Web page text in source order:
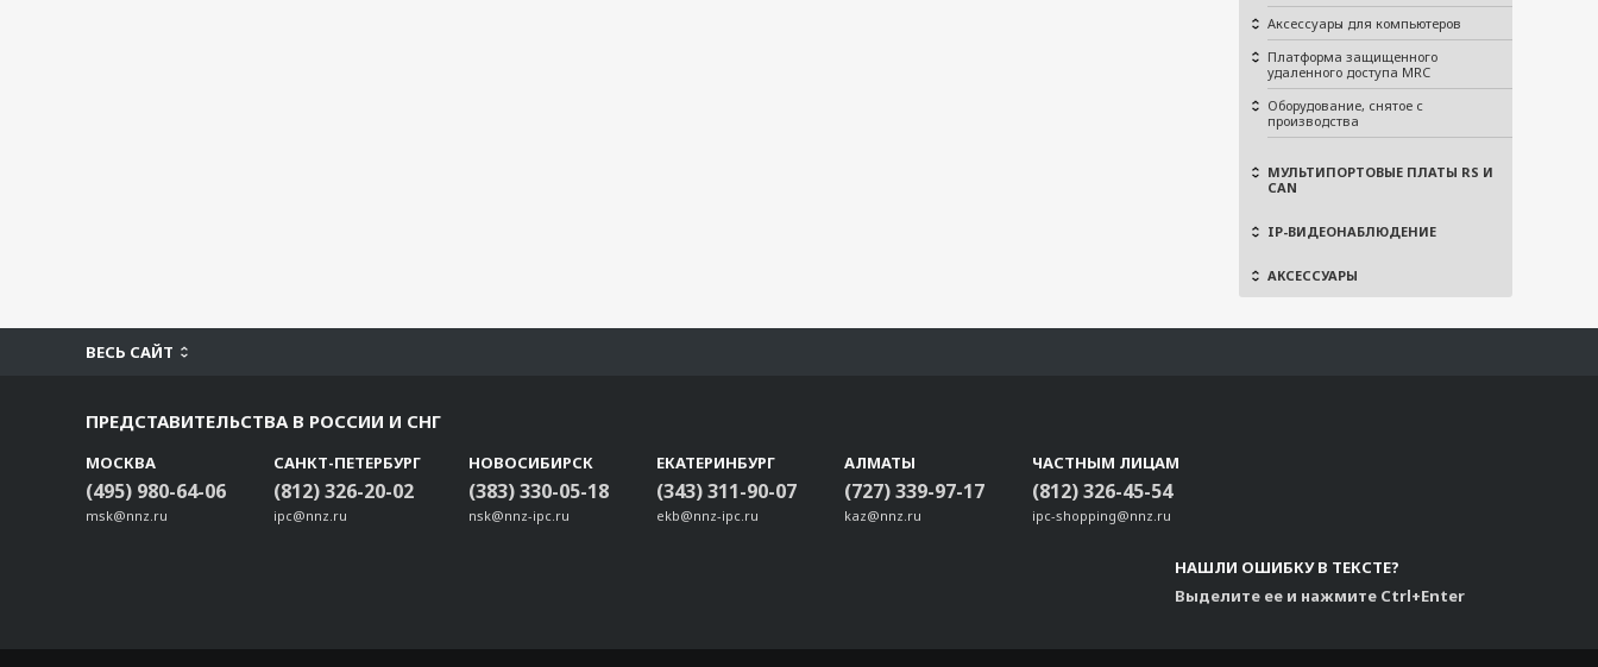
Аксессуары для компьютеров
Платформа защищенного
удаленного доступа MRC
Оборудование, снятое с
производства
МУЛЬТИПОРТОВЫЕ ПЛАТЫ RS И
CAN
IP-ВИДЕОНАБЛЮДЕНИЕ
АКСЕССУАРЫ
ВЕСЬ САЙТ
ПРЕДСТАВИТЕЛЬСТВА В РОССИИ И СНГ
МОСКВА
(495) 980-64-06
msk@nnz.ru
САНКТ-ПЕТЕРБУРГ
(812) 326-20-02
ipc@nnz.ru
НОВОСИБИРСК
(383) 330-05-18
nsk@nnz-ipc.ru
ЕКАТЕРИНБУРГ
(343) 311-90-07
ekb@nnz-ipc.ru
АЛМАТЫ
(727) 339-97-17
kaz@nnz.ru
ЧАСТНЫМ ЛИЦАМ
(812) 326-45-54
ipc-shopping@nnz.ru
НАШЛИ ОШИБКУ В ТЕКСТЕ?
Выделите ее и нажмите Ctrl+Enter